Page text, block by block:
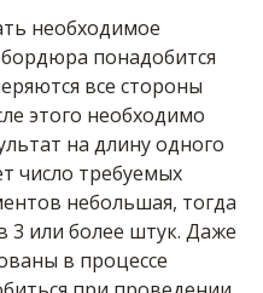
необходимое
понадобится
все стороны
этого необходимо
на длину одного
число требуемых
небольшая, тогда
3 или более штук. Даже
в процессе